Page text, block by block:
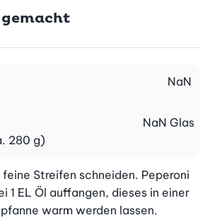
gemacht
NaN
280 g)
NaN Glas
Streifen schneiden. Peperoni
1 EL Öl auffangen, dieses in einer
warm werden lassen.